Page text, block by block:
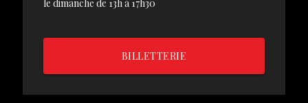
le dimanche de 13h à 17h30
BILLETTERIE